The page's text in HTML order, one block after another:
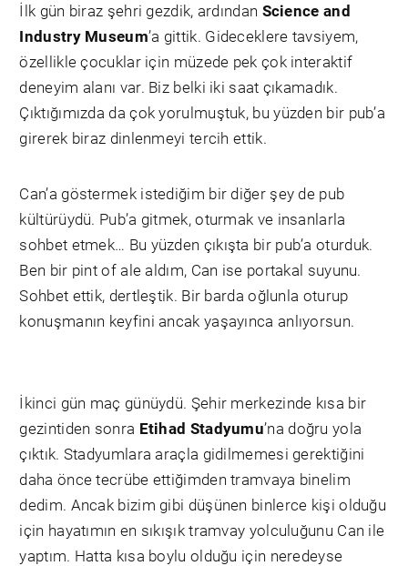
İlk gün biraz şehri gezdik, ardından Science and
Industry Museum’a gittik. Gideceklere tavsiyem,
özellikle çocuklar için müzede pek çok interaktif
deneyim alanı var. Biz belki iki saat çıkamadık.
Çıktığımızda da çok yorulmuştuk, bu yüzden bir pub’a
girerek biraz dinlenmeyi tercih ettik.
Can’a göstermek istediğim bir diğer şey de pub
kültürüydü. Pub’a gitmek, oturmak ve insanlarla
sohbet etmek… Bu yüzden çıkışta bir pub’a oturduk.
Ben bir pint of ale aldım, Can ise portakal suyunu.
Sohbet ettik, dertleştik. Bir barda oğlunla oturup
konuşmanın keyfini ancak yaşayınca anlıyorsun.
İkinci gün maç günüydü. Şehir merkezinde kısa bir
gezintiden sonra Etihad Stadyumu’na doğru yola
çıktık. Stadyumlara araçla gidilmemesi gerektiğini
daha önce tecrübe ettiğimden tramvaya binelim
dedim. Ancak bizim gibi düşünen binlerce kişi olduğu
için hayatımın en sıkışık tramvay yolculuğunu Can ile
yaptım. Hatta kısa boylu olduğu için neredeyse